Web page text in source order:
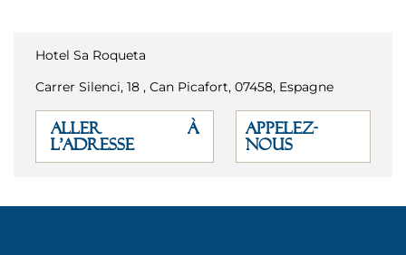
Hotel Sa Roqueta
Carrer Silenci, 18 , Can Picafort, 07458, Espagne
ALLER À
L'ADRESSE
APPELEZ-
NOUS